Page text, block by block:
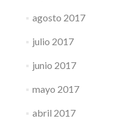
agosto 2017
julio 2017
junio 2017
mayo 2017
abril 2017